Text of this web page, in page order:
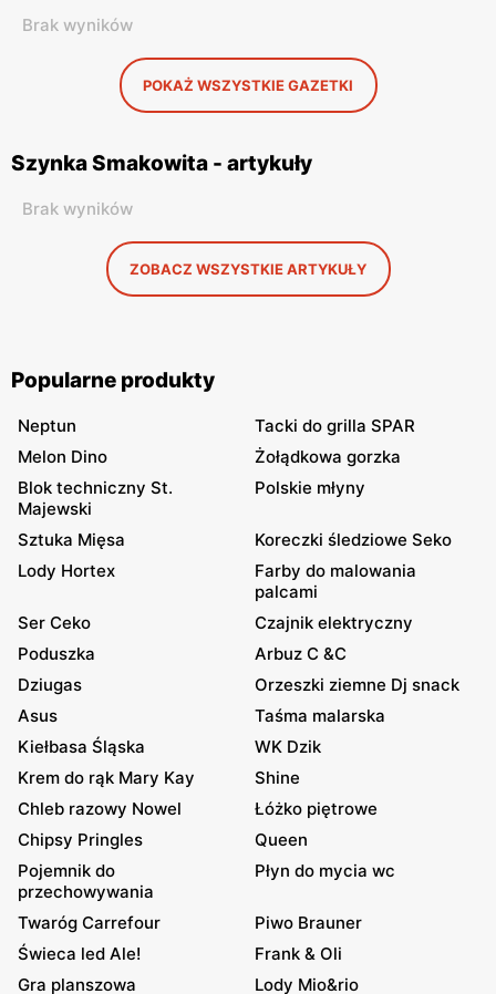
Brak wyników
POKAŻ WSZYSTKIE GAZETKI
Szynka Smakowita - artykuły
Brak wyników
ZOBACZ WSZYSTKIE ARTYKUŁY
Popularne produkty
Neptun
Tacki do grilla SPAR
Melon Dino
Żołądkowa gorzka
Blok techniczny St.
Majewski
Polskie młyny
Sztuka Mięsa
Koreczki śledziowe Seko
Lody Hortex
Farby do malowania
palcami
Ser Ceko
Czajnik elektryczny
Poduszka
Arbuz C &C
Dziugas
Orzeszki ziemne Dj snack
Asus
Taśma malarska
Kiełbasa Śląska
WK Dzik
Krem do rąk Mary Kay
Shine
Chleb razowy Nowel
Łóżko piętrowe
Chipsy Pringles
Queen
Pojemnik do
przechowywania
Płyn do mycia wc
Twaróg Carrefour
Piwo Brauner
Świeca led Ale!
Frank & Oli
Gra planszowa
Lody Mio&rio